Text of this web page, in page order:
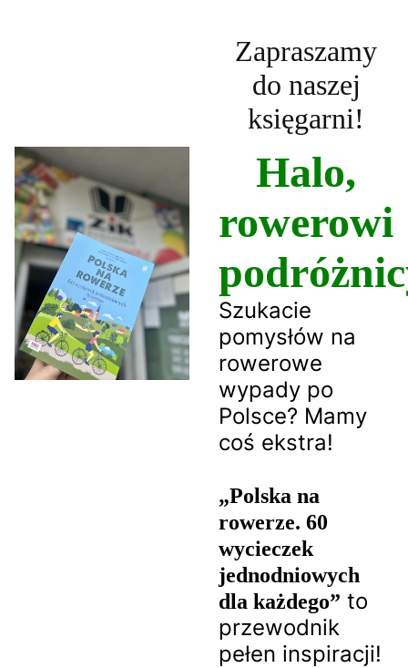
Zapraszamy
do naszej
księgarni!
Halo,
rowerowi
Szukacie
pomysłów na
rowerowe
wypady po
Polsce? Mamy
coś ekstra!
„Polska na
rowerze. 60
wycieczek
jednodniowych
dla każdego” to
przewodnik
pełen inspiracji!